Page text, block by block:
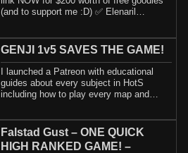
(and to support me :D) ✅ Elenaril
GENJI 1v5 SAVES THE GAME!
I launched a Patreon with educational
guides about every subject in HotS
including how to play every map and
Falstad Gust – ONE QUICK
HIGH RANKED GAME! –